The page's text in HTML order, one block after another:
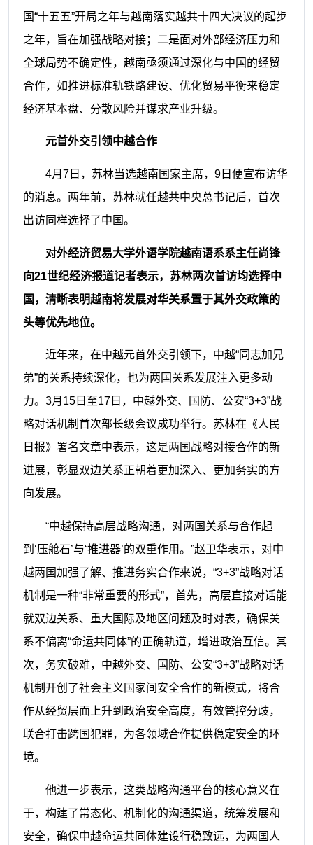
国“十五五”开局之年与越南落实越共十四大决议的起步
之年，旨在加强战略对接；二是面对外部经济压力和
全球局势不确定性，越南亟须通过深化与中国的经贸
合作，如推进标准轨铁路建设、优化贸易平衡来稳定
经济基本盘、分散风险并谋求产业升级。
元首外交引领中越合作
4月7日，苏林当选越南国家主席，9日便宣布访华
的消息。两年前，苏林就任越共中央总书记后，首次
出访同样选择了中国。
对外经济贸易大学外语学院越南语系系主任尚锋
向21世纪经济报道记者表示，苏林两次首访均选择中
国，清晰表明越南将发展对华关系置于其外交政策的
头等优先地位。
近年来，在中越元首外交引领下，中越“同志加兄
弟”的关系持续深化，也为两国关系发展注入更多动
力。3月15日至17日，中越外交、国防、公安“3+3”战
略对话机制首次部长级会议成功举行。苏林在《人民
日报》署名文章中表示，这是两国战略对接合作的新
进展，彰显双边关系正朝着更加深入、更加务实的方
向发展。
“中越保持高层战略沟通，对两国关系与合作起
到‘压舱石’与‘推进器’的双重作用。”赵卫华表示，对中
越两国加强了解、推进务实合作来说，“3+3”战略对话
机制是一种“非常重要的形式”，首先，高层直接对话能
就双边关系、重大国际及地区问题及时对表，确保关
系不偏离“命运共同体”的正确轨道，增进政治互信。其
次，务实破难，中越外交、国防、公安“3+3”战略对话
机制开创了社会主义国家间安全合作的新模式，将合
作从经贸层面上升到政治安全高度，有效管控分歧，
联合打击跨国犯罪，为各领域合作提供稳定安全的环
境。
他进一步表示，这类战略沟通平台的核心意义在
于，构建了常态化、机制化的沟通渠道，统筹发展和
安全，确保中越命运共同体建设行稳致远，为两国人